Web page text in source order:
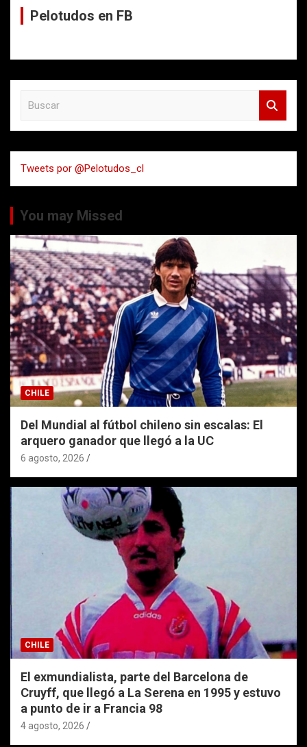
Pelotudos en FB
a
r
Tweets por @Pelotudos_cl
You may Missed
CHILE
Del Mundial al fútbol chileno sin escalas: El
arquero ganador que llegó a la UC
6 agosto, 2026
CHILE
El exmundialista, parte del Barcelona de
Cruyff, que llegó a La Serena en 1995 y estuvo
a punto de ir a Francia 98
4 agosto, 2026